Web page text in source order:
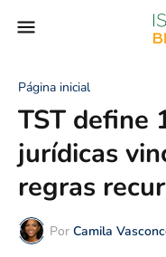
Página inicial
TST define
jurídicas
regras
Por Camila